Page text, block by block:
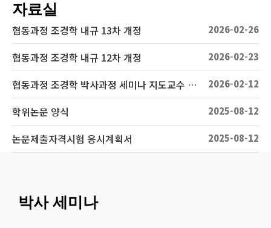
자료실
협동과정 조경학 내규 13차 개정 2026-02-26
협동과정 조경학 내규 12차 개정 2026-02-23
협동과정 조경학 박사과정 세미나 지도교수 확인서, 결과보고서 양식 2026-02-12
학위논문 양식 2025-08-12
논문제출자격시험 응시계획서 2025-08-12
박사 세미나